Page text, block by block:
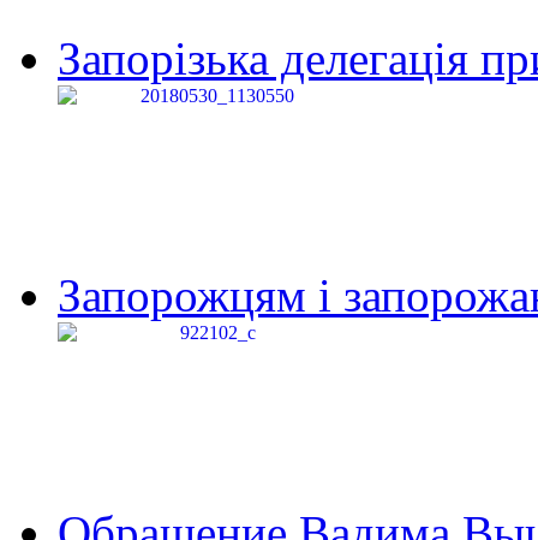
Запорізька делегація
Запорожцям і